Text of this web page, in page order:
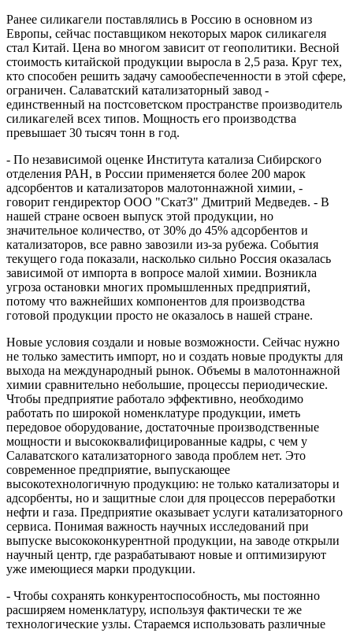
Ранее силикагели поставлялись в Россию в основном из
Европы, сейчас поставщиком некоторых марок силикагеля
стал Китай. Цена во многом зависит от геополитики. Весной
стоимость китайской продукции выросла в 2,5 раза. Круг тех,
кто способен решить задачу самообеспеченности в этой сфере,
ограничен. Салаватский катализаторный завод -
единственный на постсоветском пространстве производитель
силикагелей всех типов. Мощность его производства
превышает 30 тысяч тонн в год.
- По независимой оценке Института катализа Сибирского
отделения РАН, в России применяется более 200 марок
адсорбентов и катализаторов малотоннажной химии, -
говорит гендиректор ООО "СкатЗ" Дмитрий Медведев. - В
нашей стране освоен выпуск этой продукции, но
значительное количество, от 30% до 45% адсорбентов и
катализаторов, все равно завозили из-за рубежа. События
текущего года показали, насколько сильно Россия оказалась
зависимой от импорта в вопросе малой химии. Возникла
угроза остановки многих промышленных предприятий,
потому что важнейших компонентов для производства
готовой продукции просто не оказалось в нашей стране.
Новые условия создали и новые возможности. Сейчас нужно
не только заместить импорт, но и создать новые продукты для
выхода на международный рынок. Объемы в малотоннажной
химии сравнительно небольшие, процессы периодические.
Чтобы предприятие работало эффективно, необходимо
работать по широкой номенклатуре продукции, иметь
передовое оборудование, достаточные производственные
мощности и высококвалифицированные кадры, с чем у
Салаватского катализаторного завода проблем нет. Это
современное предприятие, выпускающее
высокотехнологичную продукцию: не только катализаторы и
адсорбенты, но и защитные слои для процессов переработки
нефти и газа. Предприятие оказывает услуги катализаторного
сервиса. Понимая важность научных исследований при
выпуске высококонкурентной продукции, на заводе открыли
научный центр, где разрабатывают новые и оптимизируют
уже имеющиеся марки продукции.
- Чтобы сохранять конкурентоспособность, мы постоянно
расширяем номенклатуру, используя фактически те же
технологические узлы. Стараемся использовать различные